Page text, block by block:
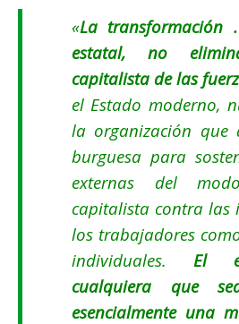
«La
estatal, no
capitalista de las
el Estado moderno,
la organización que
burguesa para
externas del
capitalista contra las
los trabajadores
individuales. El
cualquiera que
esencialmente una